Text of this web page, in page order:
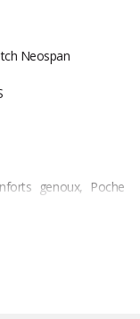
Neospan
genoux, Poche